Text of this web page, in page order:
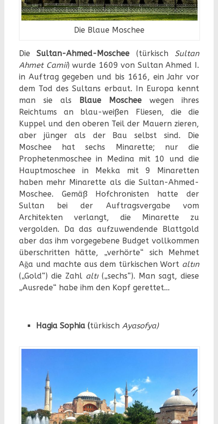
Die Blaue Moschee
DieSultan-Ahmed-Moschee (türkisch Sultan
Ahmet Camii) wurde 1609 von Sultan Ahmed I.
in Auftrag gegeben und bis 1616, ein Jahr vor
dem Tod des Sultans erbaut. In Europa kennt
man sie als Blaue Moschee wegen ihres
Reichtums an blau-weißen Fliesen, die die
Kuppel und den oberen Teil der Mauern zieren,
aber jünger als der Bau selbst sind. Die
Moschee hat sechs Minarette; nur die
Prophetenmoschee in Medina mit 10 und die
Hauptmoschee in Mekka mit 9 Minaretten
haben mehr Minarette als die Sultan-Ahmed-
Moschee. Gemäß Hofchronisten hatte der
Sultan bei der Auftragsvergabe vom
Architekten verlangt, die Minarette zu
vergolden. Da das aufzuwendende Blattgold
aber das ihm vorgegebene Budget vollkommen
überschritten hätte, „verhörte“ sich Mehmet
Ağa und machte aus dem türkischen Wort altın
(„Gold“) die Zahl altı(„sechs“). Man sagt, diese
„Ausrede“ habe ihm den Kopf gerettet…
Hagia Sophia (türkisch Ayasofya)